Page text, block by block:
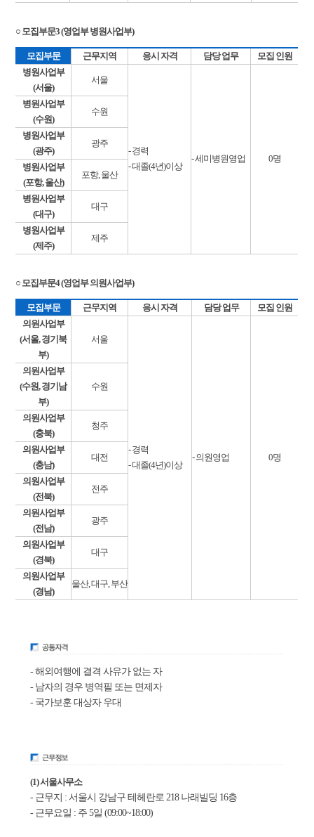
○ 모집부문3 (영업부 병원사업부)
모집부문 근무지역 응시 자격 담당 업무
모집 인원
병원사업부
(서울)
서울
- 경력
- 대졸(4년)이상
- 세미병원영업 0명
병원사업부
(수원)
수원
병원사업부
(광주)
광주
병원사업부
(포항, 울산)
포항, 울산
병원사업부
(대구)
대구
병원사업부
(제주)
제주
○ 모집부문4 (영업부 의원사업부)
모집부문 근무지역 응시 자격 담당 업무
모집 인원
의원사업부
(서울, 경기북
부)
서울
- 경력
- 대졸(4년)이상
- 의원영업 0명
의원사업부
(수원, 경기남
부)
수원
의원사업부
(충북)
청주
의원사업부
(충남)
대전
의원사업부
(전북)
전주
의원사업부
(전남)
광주
의원사업부
(경북)
대구
의원사업부
(경남)
울산, 대구, 부산
- 해외여행에 결격 사유가 없는 자
- 남자의 경우 병역필 또는 면제자
- 국가보훈 대상자 우대
(1) 서울사무소
- 근무지 : 서울시 강남구 테헤란로 218 나래빌딩 16층
- 근무요일 : 주 5일 (09:00~18:00)